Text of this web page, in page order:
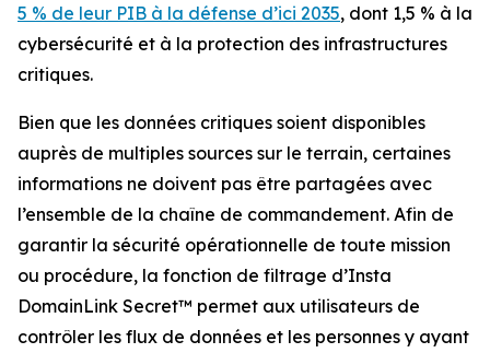
5 % de leur PIB à la défense d’ici 2035, dont 1,5 % à la
cybersécurité et à la protection des infrastructures
critiques.
Bien que les données critiques soient disponibles
auprès de multiples sources sur le terrain, certaines
informations ne doivent pas être partagées avec
l’ensemble de la chaîne de commandement. Afin de
garantir la sécurité opérationnelle de toute mission
ou procédure, la fonction de filtrage d’Insta
DomainLink Secret™ permet aux utilisateurs de
contrôler les flux de données et les personnes y ayant